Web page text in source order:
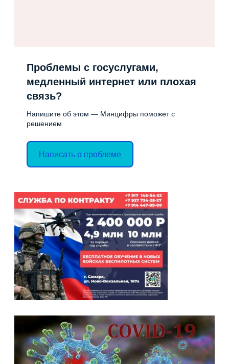
Проблемы с госуслугами,
медленный интернет или плохая
связь?
Напишите об этом — Минцифры поможет с
решением
Написать о проблеме